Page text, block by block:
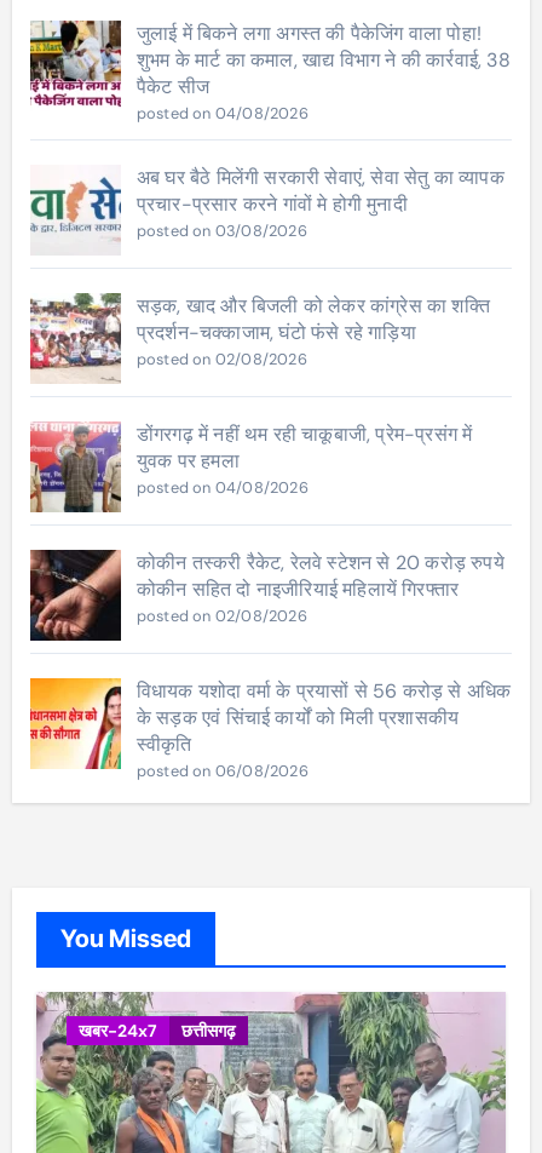
जुलाई में बिकने लगा अगस्त की पैकेजिंग वाला पोहा!
शुभम के मार्ट का कमाल, खाद्य विभाग ने की कार्रवाई, 38
पैकेट सीज
posted on 04/08/2026
अब घर बैठे मिलेंगी सरकारी सेवाएं, सेवा सेतु का व्यापक
प्रचार-प्रसार करने गांवों मे होगी मुनादी
posted on 03/08/2026
सड़क, खाद और बिजली को लेकर कांग्रेस का शक्ति
प्रदर्शन-चक्काजाम, घंटो फंसे रहे गाड़िया
posted on 02/08/2026
डोंगरगढ़ में नहीं थम रही चाकूबाजी, प्रेम-प्रसंग में
युवक पर हमला
posted on 04/08/2026
कोकीन तस्करी रैकेट, रेलवे स्टेशन से 20 करोड़ रुपये
कोकीन सहित दो नाइजीरियाई महिलायें गिरफ्तार
posted on 02/08/2026
विधायक यशोदा वर्मा के प्रयासों से 56 करोड़ से अधिक
के सड़क एवं सिंचाई कार्यों को मिली प्रशासकीय
स्वीकृति
posted on 06/08/2026
You Missed
खबर-24x7 छत्तीसगढ़